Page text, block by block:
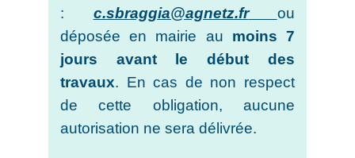
: c.sbraggia@agnetz.fr
ou
déposée en mairie au moins 7
jours avant le début des
travaux. En cas de non respect
de cette obligation, aucune
autorisation ne sera délivrée.